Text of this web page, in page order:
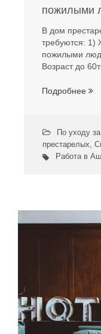
пожилыми
В дом
требуются: 1)
пожилыми
Возраст до
Подробнее
По уходу
престарелых,
Работа в